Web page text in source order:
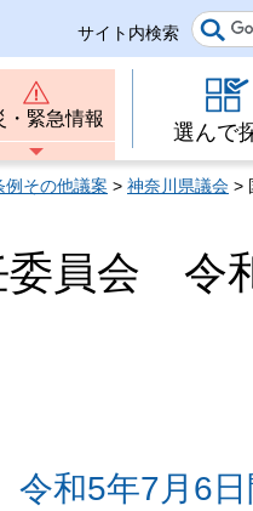
サイト内検索
・緊急情報
選んで
例その他議案 > 神奈川県議会 >
委員会 令
令和5年7月6